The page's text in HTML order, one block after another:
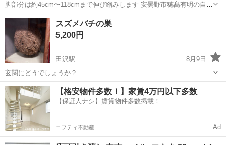
脚部分は約45cm〜118cmまで伸び縮みします 安曇野市穗髙有明の自宅
にて受け渡しを希望します。
長野 安曇野市 安曇追分駅
スズメバチの巣
5,200円
田沢駅
8月9日
玄関にどうでしょうか？
長野 安曇野市 田沢駅 その他
【格安物件多数！】家賃4万円以下多数
【保証人ナシ】賃貸物件多数掲載！
ニフティ不動産 Ad